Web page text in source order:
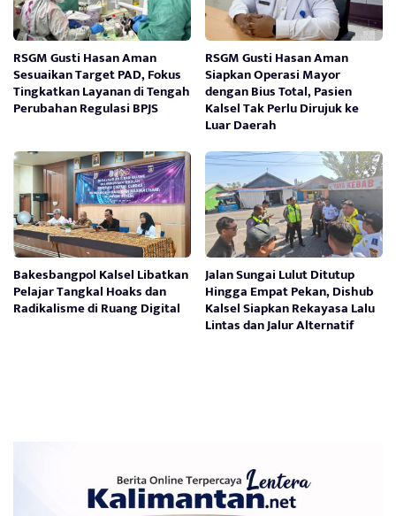
RSGM Gusti Hasan Aman
Sesuaikan Target PAD, Fokus
Tingkatkan Layanan di Tengah
Perubahan Regulasi BPJS
RSGM Gusti Hasan Aman
Siapkan Operasi Mayor
dengan Bius Total, Pasien
Kalsel Tak Perlu Dirujuk ke
Luar Daerah
Bakesbangpol Kalsel Libatkan
Pelajar Tangkal Hoaks dan
Radikalisme di Ruang Digital
Jalan Sungai Lulut Ditutup
Hingga Empat Pekan, Dishub
Kalsel Siapkan Rekayasa Lalu
Lintas dan Jalur Alternatif